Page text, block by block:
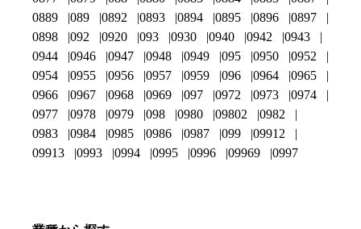
0889
089 0892 0893 0894 0895 0896
0897
0898
092 0920 093 0930 0940 0942
0943
0944
0946 0947 0948 0949 095 0950
0952
0954
0955 0956 0957 0959 096 0964
0965
0966
0967 0968 0969 097 0972 0973
0974
0977
0978 0979 098 0980 09802
0982
0983
0984 0985 0986 0987 099
09912
09913
0993 0994 0995 0996 09969 0997